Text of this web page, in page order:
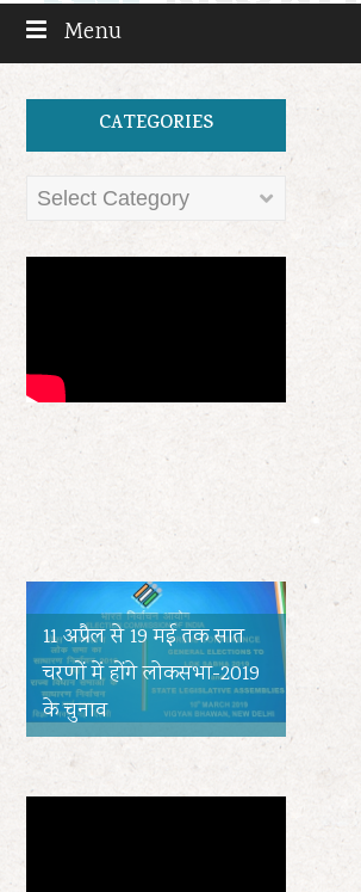
Menu
CATEGORIES
Categories
11 अप्रैल से 19 मई तक सात
चरणों में होंगे लोकसभा-2019
के चुनाव